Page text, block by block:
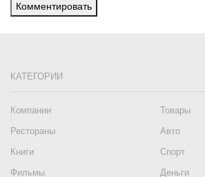
Комментировать
КАТЕГОРИИ
Компании
Товары
Рестораны
Авто
Книги
Спорт
Фильмы
Деньги